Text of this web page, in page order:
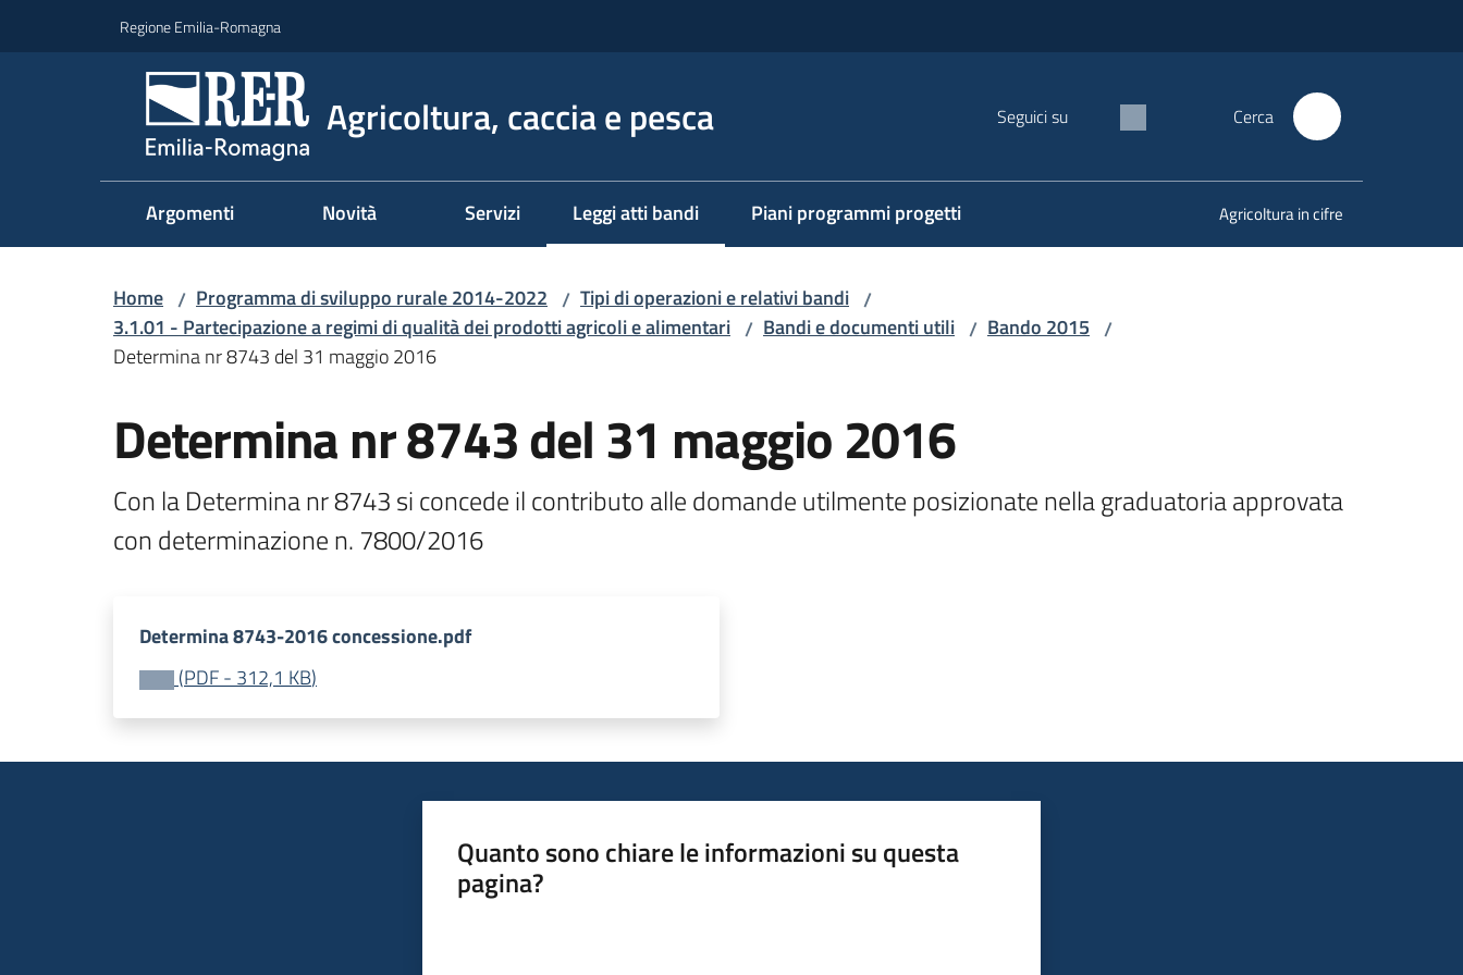
Regione Emilia-Romagna
Agricoltura, caccia e pesca Seguici su Cerca
Argomenti Novità Servizi Leggi atti bandi
Menu selezionato Piani programmi progetti Agricoltura in cifre
Home / Programma di sviluppo rurale 2014-2022 / Tipi di operazioni e relativi bandi /
3.1.01 - Partecipazione a regimi di qualità dei prodotti agricoli e alimentari / Bandi e documenti utili / Bando 2015 /
Determina nr 8743 del 31 maggio 2016
Determina nr 8743 del 31 maggio 2016
Con la Determina nr 8743 si concede il contributo alle domande utilmente posizionate nella graduatoria approvata
con determinazione n. 7800/2016
Determina 8743-2016 concessione.pdf
(PDF- 312,1 KB)
Quanto sono chiare le informazioni su questa
pagina?